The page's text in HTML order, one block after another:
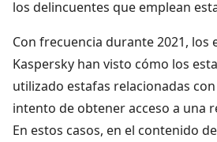
los delincuentes que emplean
Con frecuencia durante 2021, los
Kaspersky han visto cómo los
utilizado estafas relacionadas
intento de obtener acceso a una
En estos casos, en el contenido